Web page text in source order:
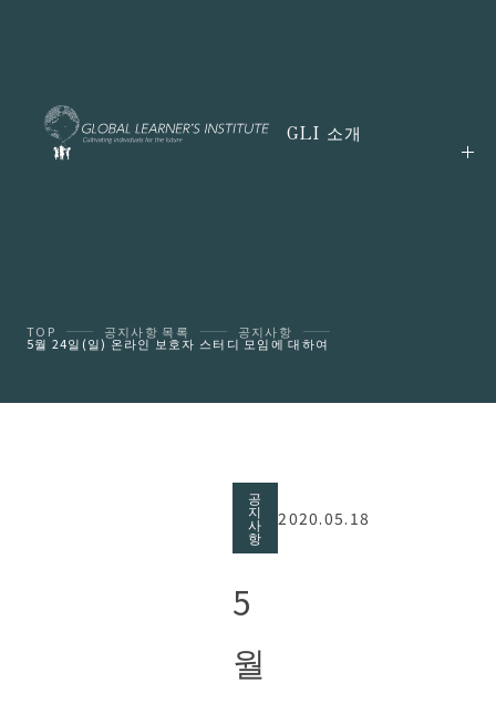
GLI 소개
TOP 공지사항 목록 공지사항
5월 24일(일) 온라인 보호자 스터디 모임에 대하여
공
지
사
항
2020.05.18
5
월